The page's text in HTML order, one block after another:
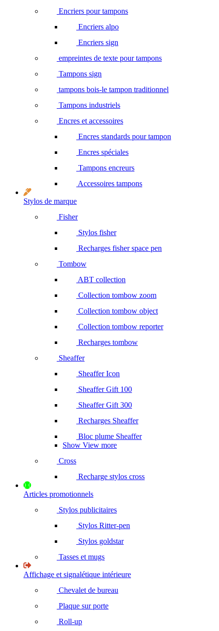
Encriers pour tampons
Encriers alpo
Encriers sign
empreintes de texte pour tampons
Tampons sign
tampons bois-le tampon traditionnel
Tampons industriels
Encres et accessoires
Encres standards pour tampon
Encres spéciales
Tampons encreurs
Accessoires tampons
Stylos de marque
Fisher
Stylos fisher
Recharges fisher space pen
Tombow
ABT collection
Collection tombow zoom
Collection tombow object
Collection tombow reporter
Recharges tombow
Sheaffer
Sheaffer Icon
Sheaffer Gift 100
Sheaffer Gift 300
Recharges Sheaffer
Bloc plume Sheaffer
Show View more
Cross
Recharge stylos cross
Articles promotionnels
Stylos publicitaires
Stylos Ritter-pen
Stylos goldstar
Tasses et mugs
Affichage et signalétique intérieure
Chevalet de bureau
Plaque sur porte
Roll-up